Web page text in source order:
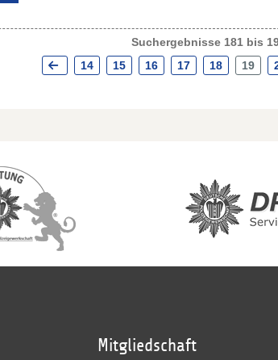
Suchergebnisse 181 bis
14
15 16 17 18 19
Mitgliedschaft